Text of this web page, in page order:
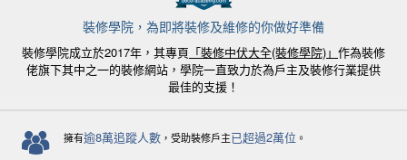
裝修學院，為即將裝修及維修的你做好準備
裝修學院成立於2017年，其專頁 「裝修中伏大全(裝修學院)」 作為裝修
佬旗下其中之一的裝修網站，學院一直致力於為戶主及裝修行業提供
最佳的支援！
擁有逾8萬追蹤人數 ，受助裝修戶主已超過2萬位 。